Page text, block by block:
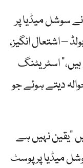
سوشل میڈیا پر
– اشتعال انگیز،
ہیں،” اسٹریٹنگ
دیتے ہوئے جو
"یقین نہیں ہے
میڈیا پر پوسٹ